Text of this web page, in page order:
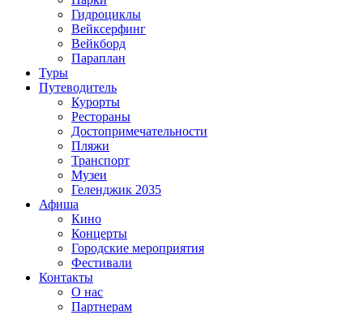
Гидроциклы
Вейксерфинг
Вейкборд
Параплан
Туры
Путеводитель
Курорты
Рестораны
Достопримечательности
Пляжи
Транспорт
Музеи
Геленджик 2035
Афиша
Кино
Концерты
Городские мероприятия
Фестивали
Контакты
О нас
Партнерам